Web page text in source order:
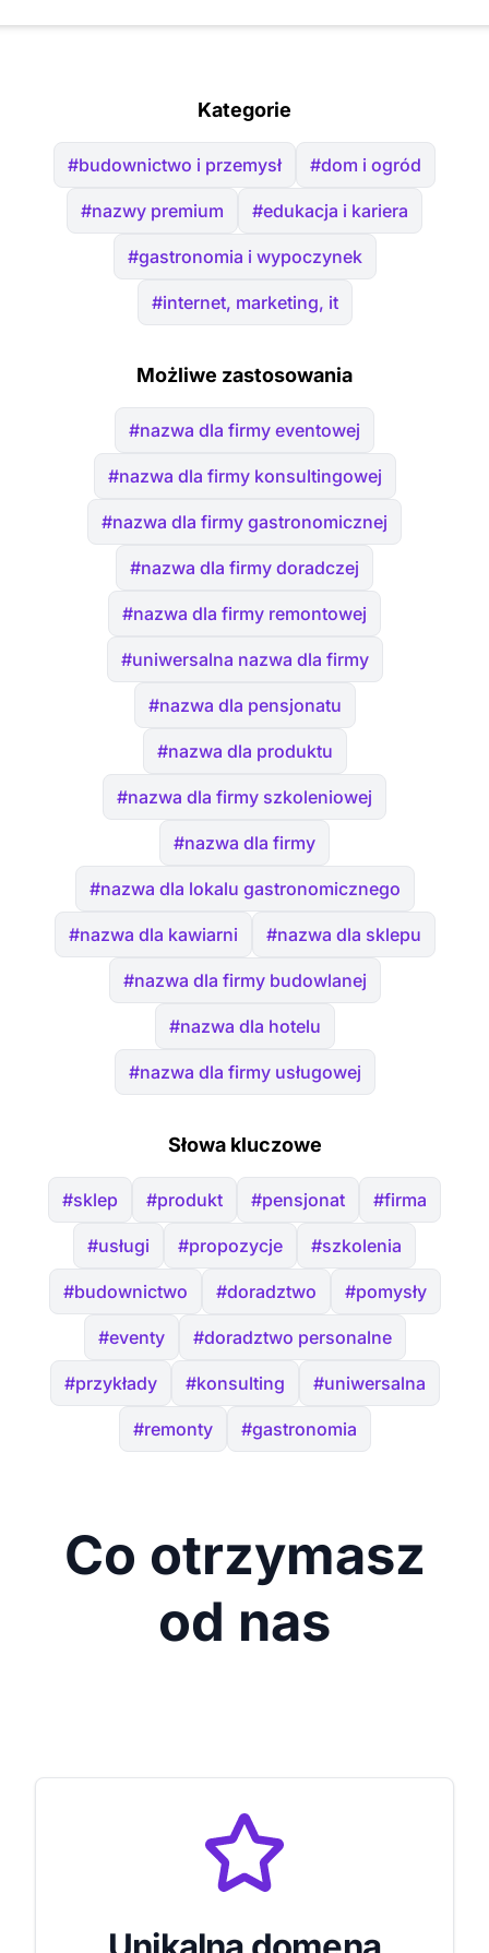
Kategorie
#budownictwo i przemysł #dom i ogród
#nazwy premium #edukacja i kariera
#gastronomia i wypoczynek
#internet, marketing, it
Możliwe zastosowania
#nazwa dla firmy eventowej
#nazwa dla firmy konsultingowej
#nazwa dla firmy gastronomicznej
#nazwa dla firmy doradczej
#nazwa dla firmy remontowej
#uniwersalna nazwa dla firmy
#nazwa dla pensjonatu
#nazwa dla produktu
#nazwa dla firmy szkoleniowej
#nazwa dla firmy
#nazwa dla lokalu gastronomicznego
#nazwa dla kawiarni #nazwa dla sklepu
#nazwa dla firmy budowlanej
#nazwa dla hotelu
#nazwa dla firmy usługowej
Słowa kluczowe
#sklep #produkt #pensjonat #firma
#usługi #propozycje #szkolenia
#budownictwo #doradztwo #pomysły
#eventy #doradztwo personalne
#przykłady #konsulting #uniwersalna
#remonty #gastronomia
Co otrzymasz
od nas